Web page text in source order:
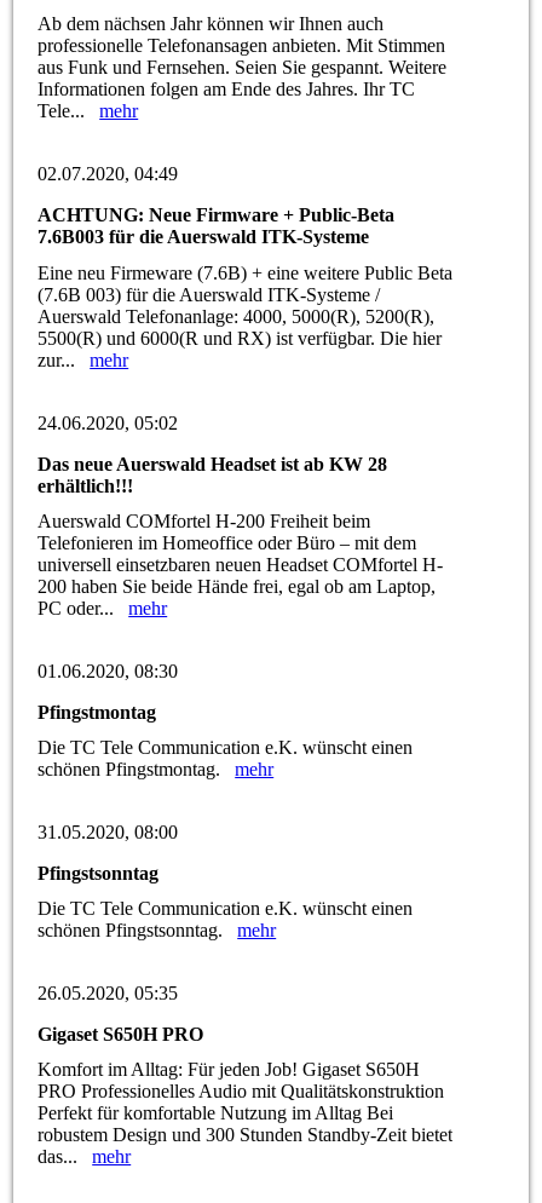
Ab dem nächsen Jahr können wir Ihnen auch
professionelle Telefonansagen anbieten. Mit Stimmen
aus Funk und Fernsehen. Seien Sie gespannt. Weitere
Informationen folgen am Ende des Jahres. Ihr TC
Tele...mehr
02.07.2020, 04:49
ACHTUNG: Neue Firmware + Public-Beta
7.6B003 für die Auerswald ITK-Systeme
Eine neu Firmeware (7.6B) + eine weitere Public Beta
(7.6B 003) für die Auerswald ITK-Systeme /
Auerswald Telefonanlage: 4000, 5000(R), 5200(R),
5500(R) und 6000(R und RX) ist verfügbar. Die hier
zur...mehr
24.06.2020, 05:02
Das neue Auerswald Headset ist ab KW 28
erhältlich!!!
Auerswald COMfortel H-200 Freiheit beim
Telefonieren im Homeoffice oder Büro – mit dem
universell einsetzbaren neuen Headset COMfortel H-
200 haben Sie beide Hände frei, egal ob am Laptop,
PC oder...mehr
01.06.2020, 08:30
Pfingstmontag
Die TC Tele Communication e.K. wünscht einen
schönen Pfingstmontag.mehr
31.05.2020, 08:00
Pfingstsonntag
Die TC Tele Communication e.K. wünscht einen
schönen Pfingstsonntag.mehr
26.05.2020, 05:35
Gigaset S650H PRO
Komfort im Alltag: Für jeden Job! Gigaset S650H
PRO Professionelles Audio mit Qualitätskonstruktion
Perfekt für komfortable Nutzung im Alltag Bei
robustem Design und 300 Stunden Standby-Zeit bietet
das...mehr